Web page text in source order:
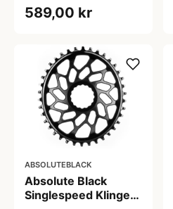
589,00 kr
ABSOLUTEBLACK
Absolute Black
Singlespeed Klinge